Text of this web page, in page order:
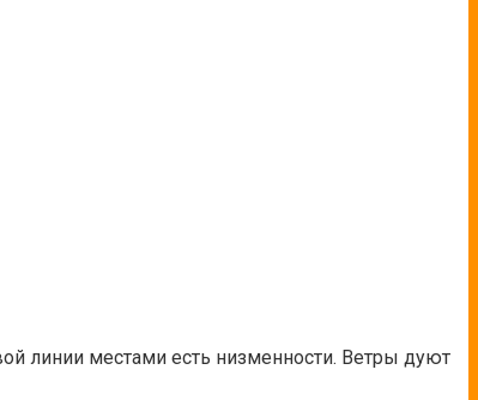
линии местами есть низменности. Ветры дуют